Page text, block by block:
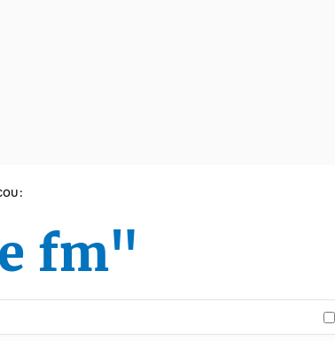
fm"